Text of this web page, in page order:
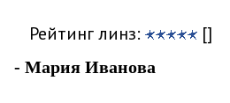
Рейтинг линз: []
- Мария Иванова